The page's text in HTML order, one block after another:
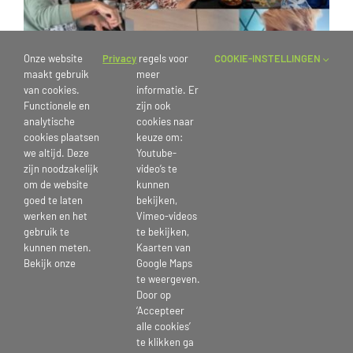
11 oktober 2022
Deel dit bericht kies je platform >
Onze website
maakt gebruik
van cookies.
Functionele en
analytische
cookies plaatsen
we altijd. Deze
zijn noodzakelijk
om de website
goed te laten
werken en het
gebruik te
kunnen meten.
Bekijk onze
Privacy regels voor
meer
informatie. Er
zijn ook
cookies naar
keuze om:
Youtube-
video’s te
kunnen
bekijken,
Vimeo-videos
te bekijken,
Kaarten van
Google Maps
te weergeven.
Door op
‘Accepteer
alle cookies’
te klikken ga
COOKIE-INSTELLINGEN